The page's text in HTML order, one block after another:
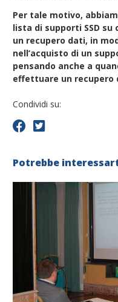
Per tale motivo,
lista di supporti SSD
un recupero dati, in
nell’acquisto di un
pensando anche a
effettuare un recupero
Condividi su:
Potrebbe